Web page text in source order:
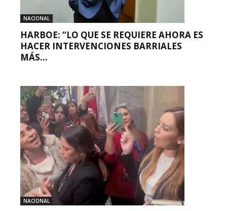
NACIONAL
HARBOE: “LO QUE SE REQUIERE AHORA ES
HACER INTERVENCIONES BARRIALES
MÁS...
NACIONAL